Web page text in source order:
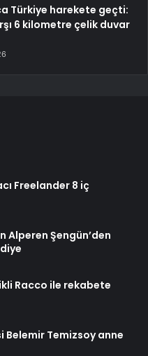
Türkiye harekete geçti:
6 kilometre çelik duvar
Freelander 8 iç
Alperen Şengün’den
Racco ile rekabete
Belemir Temizsoy anne